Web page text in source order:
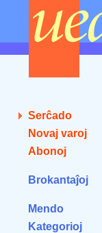
Serĉado
Novaj varoj
Abonoj
Brokantaĵoj
Mendo
Kategorioj